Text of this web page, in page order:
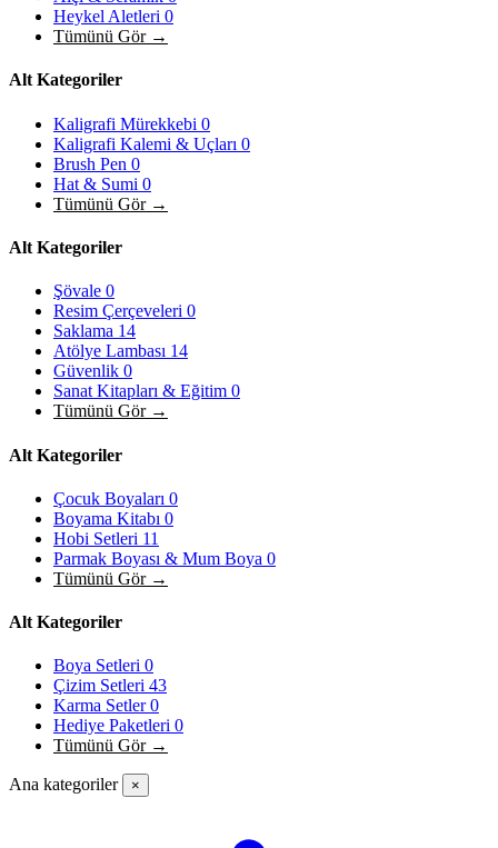
Heykel Aletleri 0
Tümünü Gör →
Alt Kategoriler
Kaligrafi Mürekkebi 0
Kaligrafi Kalemi & Uçları 0
Brush Pen 0
Hat & Sumi 0
Tümünü Gör →
Alt Kategoriler
Şövale 0
Resim Çerçeveleri 0
Saklama 14
Atölye Lambası 14
Güvenlik 0
Sanat Kitapları & Eğitim 0
Tümünü Gör →
Alt Kategoriler
Çocuk Boyaları 0
Boyama Kitabı 0
Hobi Setleri 11
Parmak Boyası & Mum Boya 0
Tümünü Gör →
Alt Kategoriler
Boya Setleri 0
Çizim Setleri 43
Karma Setler0
Hediye Paketleri 0
Tümünü Gör →
Ana kategoriler ×